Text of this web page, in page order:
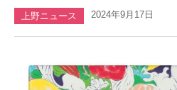
上野ニュース 2024年9月17日